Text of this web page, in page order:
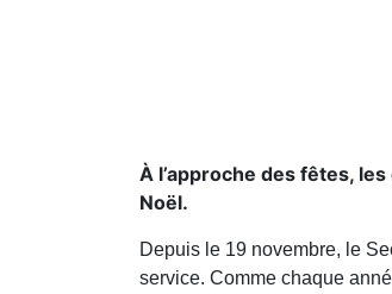
À l’approche des fêtes,
Noël.
Depuis le 19 novembre, le
service. Comme chaque